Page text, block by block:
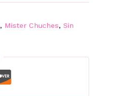
, Mister Chuches, Sin